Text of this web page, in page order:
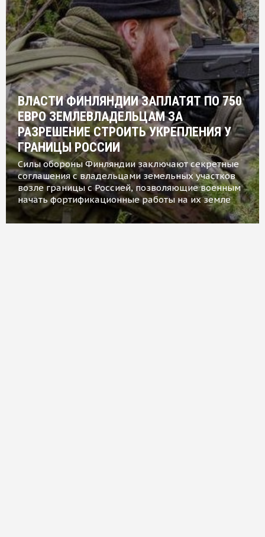
ВЛАСТИ ФИНЛЯНДИИ ЗАПЛАТЯТ ПО 750
ЕВРО ЗЕМЛЕВЛАДЕЛЬЦАМ ЗА
РАЗРЕШЕНИЕ СТРОИТЬ УКРЕПЛЕНИЯ У
ГРАНИЦЫ РОССИИ
Силы обороны Финляндии заключают секретные
соглашения с владельцами земельных участков
возле границы с Россией, позволяющие военным
начать фортификационные работы на их земле